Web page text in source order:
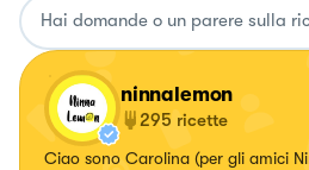
ninnalemon
295 ricette
Ciao sono Carolina (per gli amici